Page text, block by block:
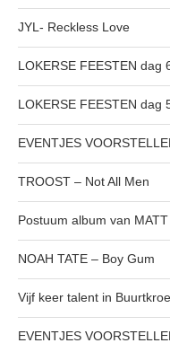
JYL- Reckless Love
LOKERSE FEESTEN dag
LOKERSE FEESTEN dag
EVENTJES
TROOST – Not All Men
Postuum album van
NOAH TATE – Boy Gum
Vijf keer talent in
EVENTJES